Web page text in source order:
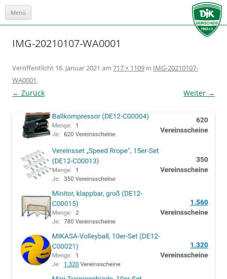
Menü
Zum
IMG-20210107-WA0001
Veröffentlicht 16. Januar 2021 am 717 × 1109 in IMG-20210107-
WA0001.
← Zurück Weiter →